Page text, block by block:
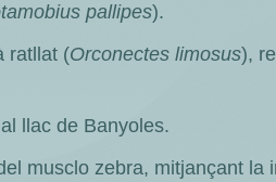
pallipes).
ratllat (Orconectes limosus),
llac de Banyoles.
musclo zebra, mitjançant la